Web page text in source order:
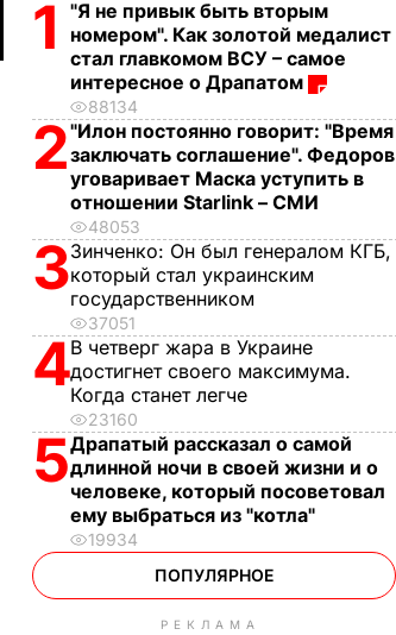
1
"Я не привык быть вторым
номером". Как золотой медалист
стал главкомом ВСУ – самое
интересное о Драпатом
88134
2"Илон постоянно говорит: "Время
заключать соглашение". Федоров
уговаривает Маска уступить в
отношении Starlink – СМИ
48053
3Зинченко: Он был генералом КГБ,
который стал украинским
государственником
37051
4В четверг жара в Украине
достигнет своего максимума.
Когда станет легче
23160
5Драпатый рассказал о самой
длинной ночи в своей жизни и о
человеке, который посоветовал
ему выбраться из "котла"
19934
ПОПУЛЯРНОЕ
РЕКЛАМА